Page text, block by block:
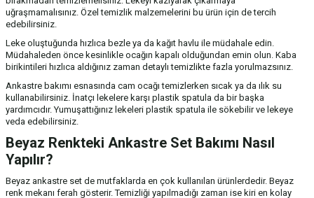
uğraşmamalısınız. Özel temizlik malzemelerini bu ürün için de tercih
edebilirsiniz.
Leke oluştuğunda hızlıca bezle ya da kağıt havlu ile müdahale edin.
Müdahaleden önce kesinlikle ocağın kapalı olduğundan emin olun. Kaba
birikintileri hızlıca aldığınız zaman detaylı temizlikte fazla yorulmazsınız.
Ankastre bakımı esnasında cam ocağı temizlerken sıcak ya da ılık su
kullanabilirsiniz. İnatçı lekelere karşı plastik spatula da bir başka
yardımcıdır. Yumuşattığınız lekeleri plastik spatula ile sökebilir ve lekeye
veda edebilirsiniz.
Beyaz Renkteki Ankastre Set Bakımı Nasıl
Yapılır?
Beyaz ankastre set de mutfaklarda en çok kullanılan ürünlerdedir. Beyaz
renk mekanı ferah gösterir. Temizliği yapılmadığı zaman ise kiri en kolay